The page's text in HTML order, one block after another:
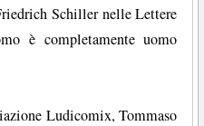
Schiller nelle Lettere
è completamente uomo
Ludicomix, Tommaso